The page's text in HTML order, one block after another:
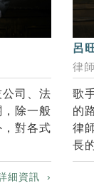
司、法
除一般
對各式
細資訊 ›
呂
律師
歌
的
律
長